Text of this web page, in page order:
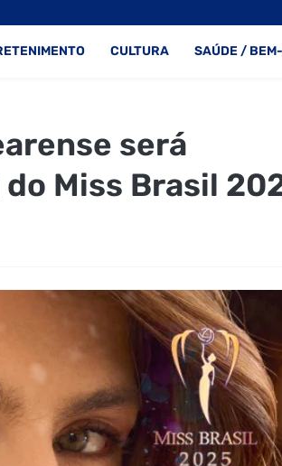
CULTURA SAÚDE /
será
Miss Brasil